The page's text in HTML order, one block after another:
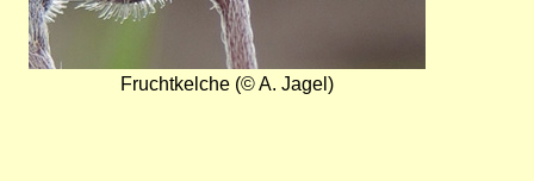
Fruchtkelche (© A. Jagel)